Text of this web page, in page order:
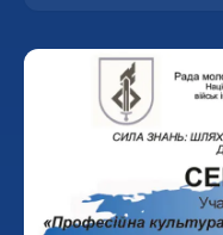
сфері» (EUNDAS).